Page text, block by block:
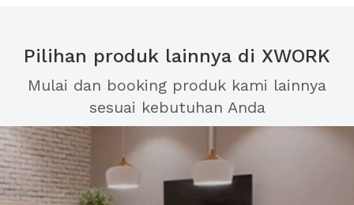
Pilihan produk lainnya di XWORK
Mulai dan booking produk kami lainnya
sesuai kebutuhan Anda